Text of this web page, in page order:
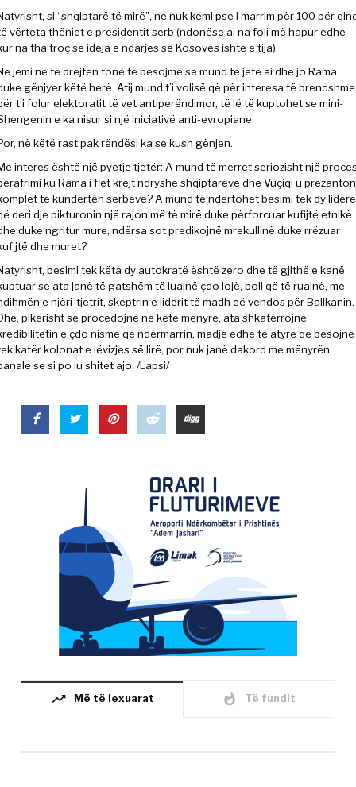
si “shqiptarë të mirë”, ne nuk kemi pse i marrim për 100 për
vërteta thëniet e presidentit serb (ndonëse ai na foli më hapur edhe
na tha troç se ideja e ndarjes së Kosovës ishte e tija).
jemi në të drejtën tonë të besojmë se mund të jetë ai dhe jo Rama
gënjyer këtë herë. Atij mund t’i volisë që për interesa të
t’i folur elektoratit të vet antiperëndimor, të lë të kuptohet se mini-
e ka nisur si një iniciativë anti-evropiane.
në këtë rast pak rëndësi ka se kush gënjen.
interes është një pyetje tjetër: A mund të merret seriozisht një
ku Rama i flet krejt ndryshe shqiptarëve dhe Vuçiqi u prezanton
të kundërtën serbëve? A mund të ndërtohet besimi tek dy
deri dje pikturonin një rajon më të mirë duke përforcuar kufijtë etnikë
duke ngritur mure, ndërsa sot predikojnë mrekullinë duke rrëzuar
dhe muret?
besimi tek këta dy autokratë është zero dhe të gjithë e kanë
se ata janë të gatshëm të luajnë çdo lojë, boll që të ruajnë, me
e njëri-tjetrit, skeptrin e liderit të madh që vendos për Ballkanin.
pikërisht se procedojnë në këtë mënyrë, ata shkatërrojnë
e çdo nisme që ndërmarrin, madje edhe të atyre që besojnë
katër kolonat e lëvizjes së lirë, por nuk janë dakord me mënyrën
se si po iu shitet ajo. /Lapsi/
trending_up Më të lexuarat whatshot Të fundit